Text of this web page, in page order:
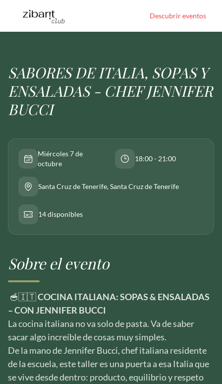
Descubrir eventos
SABORES DE ITALIA, SOPAS Y
ENSALADAS - CHEF JENNIFER
BUCCI
Miércoles 7 de
octubre
18:00 - 21:00
Santa Cruz de Tenerife, Santa Cruz de Tenerife
14 disponibles
Sobre el evento
🥣🇮🇹COCINA ITALIANA: SOPAS & ENSALADAS
– CON JENNIFER BUCCI
La cocina italiana no va solo de pasta. Va de saber
sacar algo increíble de cosas muy simples.
De la mano de Jennifer Bucci, chef italiana residente
de la escuela, este taller es una puerta a esa Italia que
se vive desde dentro: producto, equilibrio y respeto